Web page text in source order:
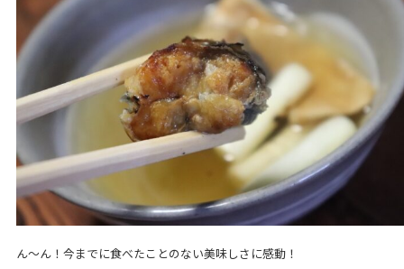
ん～ん！今までに食べたことのない美味しさに感動！